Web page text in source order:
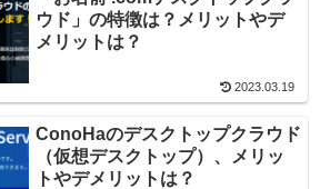
ウド」の特徴は？メリットやデ
メリットは？
2023.03.19
ConoHaのデスクトップクラウド
（仮想デスクトップ）、メリッ
トやデメリットは？